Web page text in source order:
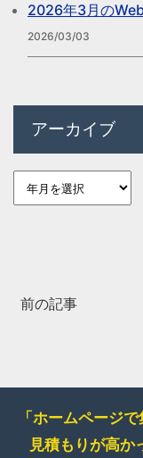
2026年3月の
2026/03/03
アーカイブ
前の記事
「ホームページ
見積もりが高か